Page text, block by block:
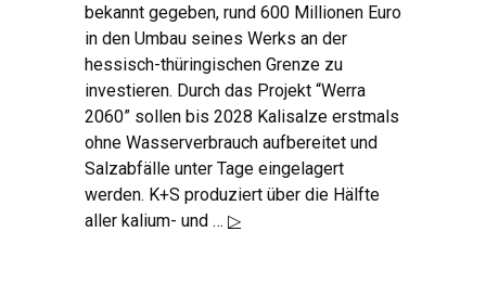
bekannt gegeben, rund 600 Millionen Euro
in den Umbau seines Werks an der
hessisch-thüringischen Grenze zu
investieren. Durch das Projekt “Werra
2060” sollen bis 2028 Kalisalze erstmals
ohne Wasserverbrauch aufbereitet und
Salzabfälle unter Tage eingelagert
werden. K+S produziert über die Hälfte
aller kalium- und … ▷